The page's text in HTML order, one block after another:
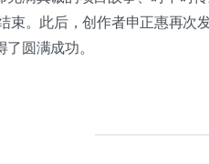
束。此后，创作者申正惠再次
圆满成功。